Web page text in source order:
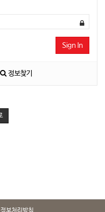
Sign In
정보찾기
보처리방침